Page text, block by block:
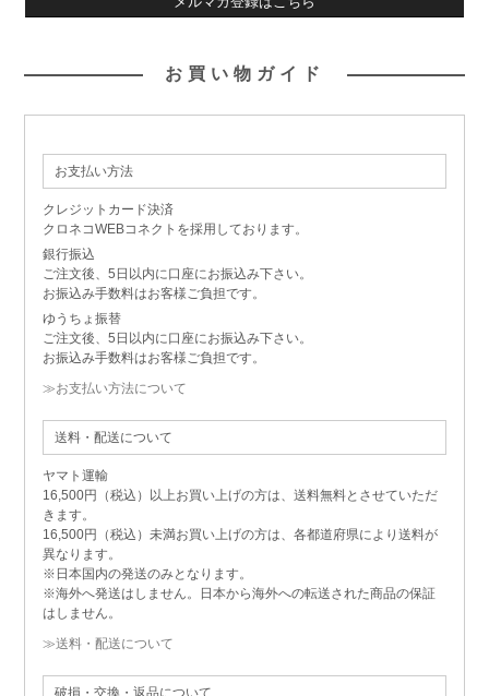
お買い物ガイド
お支払い方法
クレジットカード決済
クロネコWEBコネクトを採用しております。
銀行振込
ご注文後、5日以内に口座にお振込み下さい。
お振込み手数料はお客様ご負担です。
ゆうちょ振替
ご注文後、5日以内に口座にお振込み下さい。
お振込み手数料はお客様ご負担です。
≫お支払い方法について
送料・配送について
ヤマト運輸
16,500円（税込）以上お買い上げの方は、送料無料とさせていただ
きます。
16,500円（税込）未満お買い上げの方は、各都道府県により送料が
異なります。
※日本国内の発送のみとなります。
※海外へ発送はしません。日本から海外への転送された商品の保証
はしません。
≫送料・配送について
破損・交換・返品について